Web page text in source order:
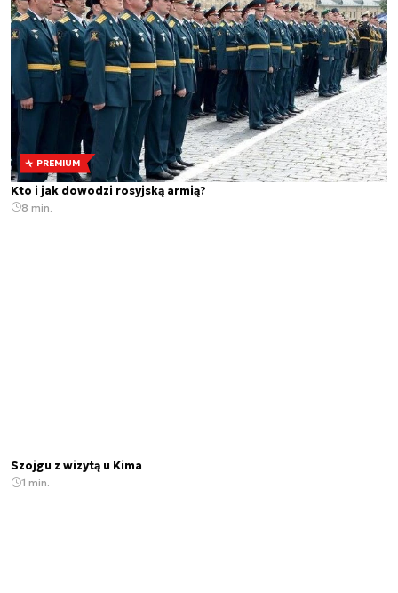
PREMIUM
Kto i jak dowodzi rosyjską armią?
8 min.
Szojgu z wizytą u Kima
1 min.